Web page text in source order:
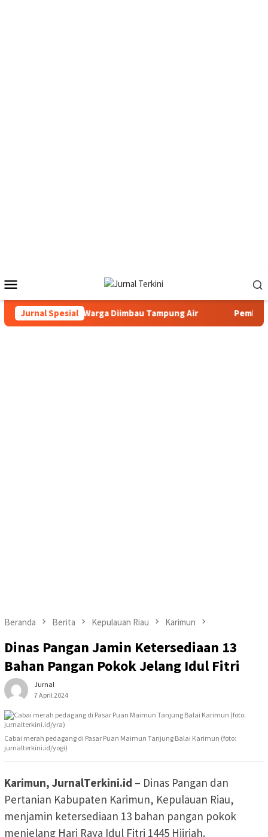
Mobile
Jurnal Spesial
Pipa JDU, Warga Diimbau Tampung Air Pemkab
Beranda Berita Kepulauan Riau Karimun
Dinas Pangan Jamin Ketersediaan 13
Bahan Pangan Pokok Jelang Idul Fitri
Jurnal
7 April 2024
Cabai merah pedagang di Pasar Puan Maimun Tanjung Balai Karimun (foto:
jurnalterkini.id/yogi)
Karimun, JurnalTerkini.id – Dinas Pangan dan
Pertanian Kabupaten Karimun, Kepulauan Riau,
menjamin ketersediaan 13 bahan pangan pokok
menjelang Hari Raya Idul Fitri 1445 Hijriah.